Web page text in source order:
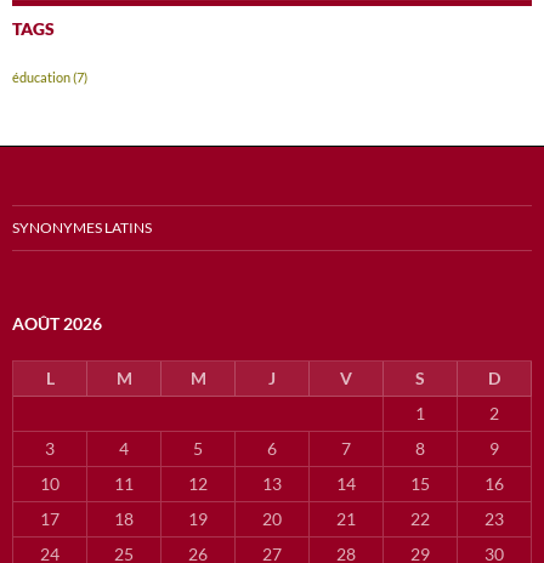
TAGS
éducation(7)
SYNONYMES LATINS
AOÛT 2026
L M M J V S
D
1
2
3
4 5 6 7 8
9
10
11 12 13 14 15
16
17
18 19 20 21 22
23
24
25 26 27 28 29 30